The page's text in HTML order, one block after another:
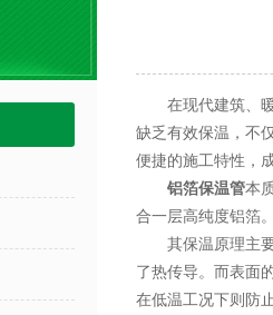
在现代建筑、暖
缺乏有效保温，不
便捷的施工特性，
铝箔保温管本
合一层高纯度铝箔
其保温原理主要
了热传导。而表面
在低温工况下则防